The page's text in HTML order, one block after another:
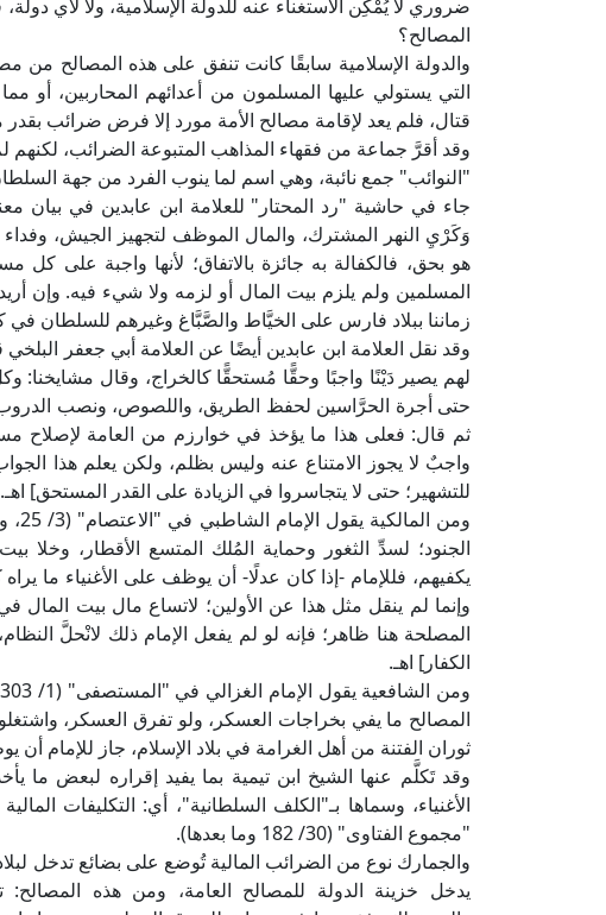
ضروري لا يُمْكِن الاستغناء عنه للدولة الإسلامية، ولا لأي
المصالح؟
والدولة الإسلامية سابقًا كانت تنفق على هذه المصالح من
التي يستولي عليها المسلمون من أعدائهم المحاربين، أو
قتال، فلم يعد لإقامة مصالح الأمة مورد إلا فرض ضرائب
وقد أقرَّ جماعة من فقهاء المذاهب المتبوعة الضرائب،
"النوائب" جمع نائبة، وهي اسم لما ينوب الفرد من جهة
وَكَرْيِ النهر المشترك، والمال الموظف لتجهيز الجيش،
هو بحق، فالكفالة به جائزة بالاتفاق؛ لأنها واجبة على
المسلمين ولم يلزم بيت المال أو لزمه ولا شيء فيه. وإن
زماننا ببلاد فارس على الخيَّاط والصَّبَّاغ وغيرهم للسلطان في
لهم يصير دَيْنًا واجبًا وحقًّا مُستحقًّا كالخراج، وقال مشايخنا:
حتى أجرة الحرَّاسين لحفظ الطريق، واللصوص، ونصب
ثم قال: فعلى هذا ما يؤخذ في خوارزم من العامة لإصلاح
واجبٌ لا يجوز الامتناع عنه وليس بظلم، ولكن يعلم هذا
للتشهير؛ حتى لا يتجاسروا في الزيادة على القدر المستحق] اهـ.
ومن
الجنود؛ لسدِّ الثغور وحماية المُلك المتسع الأقطار، وخلا
يكفيهم، فللإمام -إذا كان عدلًا- أن يوظف على الأغنياء ما
وإنما لم ينقل مثل هذا عن الأولين؛ لاتساع مال بيت المال
المصلحة هنا ظاهر؛ فإنه لو لم يفعل الإمام ذلك لانْحلَّ
الكفار] اهـ.
المصالح ما يفي بخراجات العسكر، ولو تفرق العسكر،
ثوران الفتنة من أهل الغرامة في بلاد الإسلام، جاز للإمام أن
وقد تَكلَّم عنها الشيخ ابن تيمية بما يفيد إقراره لبعض ما
الأغنياء، وسماها بـ"الكلف السلطانية"، أي: التكليفات
"مجموع الفتاوى" (30/ 182 وما بعدها).
والجمارك نوع من الضرائب المالية تُوضع على بضائع تدخل
يدخل خزينة الدولة للمصالح العامة، ومن هذه المصالح: